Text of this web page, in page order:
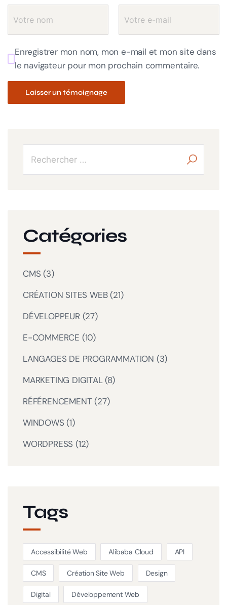
Enregistrer mon nom, mon e-mail et mon site dans
le navigateur pour mon prochain commentaire.
Catégories
CMS (3)
CRÉATION SITES WEB(21)
DÉVELOPPEUR (27)
E-COMMERCE (10)
LANGAGES DE PROGRAMMATION (3)
MARKETING DIGITAL(8)
RÉFÉRENCEMENT (27)
WINDOWS (1)
WORDPRESS (12)
Tags
Accessibilité Web Alibaba Cloud API
CMS Création Site Web Design
Digital Développement Web